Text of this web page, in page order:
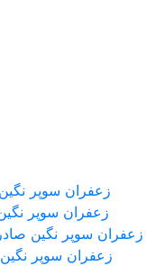
زعفران سوپر
زعفران سوپر
زعفران سوپر نگین
زعفران سوپر